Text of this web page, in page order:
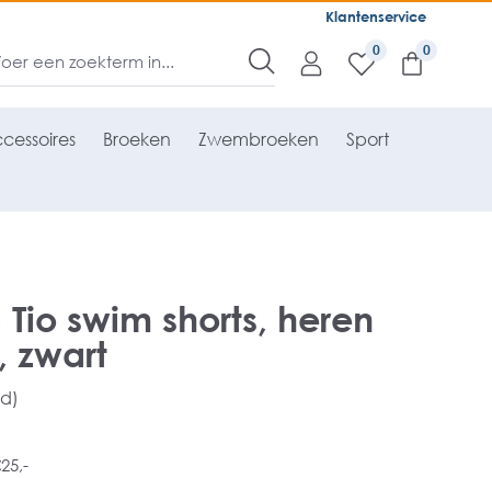
Klantenservice
0
Broeken Zwembroeken Sport
Tio swim shorts, heren
zwart